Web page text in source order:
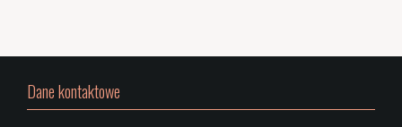
Dane kontaktowe